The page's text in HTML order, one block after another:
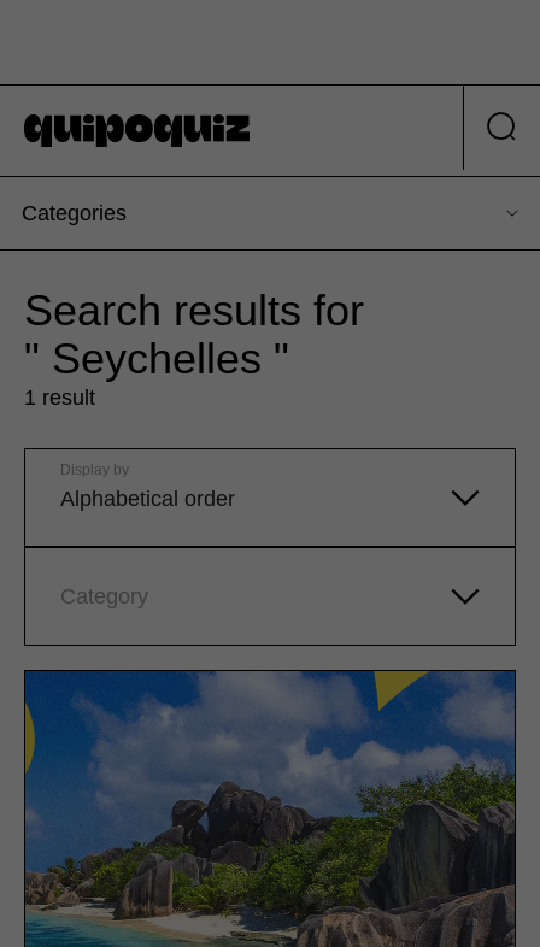
Categories
Search results for
" Seychelles "
1 result
Alphabetical order
Display by
Category